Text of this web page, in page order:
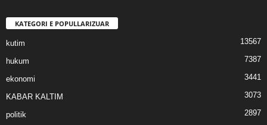
KATEGORI E POPULLARIZUAR
kutim 13567
hukum 7387
ekonomi 3441
KABAR KALTIM 3073
politik 2897